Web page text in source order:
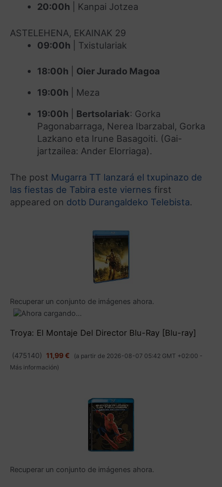
20:00h | Kanpai Jotzea
ASTELEHENA, EKAINAK 29
09:00h | Txistulariak
18:00h
Oier Jurado Magoa
19:00h | Meza
19:00h
Bertsolariak: Gorka
Pagonabarraga, Nerea Ibarzabal, Gorka
Lazkano eta Irune Basagoiti. (Gai-
jartzailea: Ander Elorriaga).
The post Mugarra TT lanzará el txupinazo de
las fiestas de Tabira este viernes first
appeared on dotb Durangaldeko Telebista.
Troya: El Montaje Del Director Blu-Ray [Blu-ray]
(475140) 11,99 €
(a partir de 2026-08-07 05:42 GMT +02:00 -
Más información)